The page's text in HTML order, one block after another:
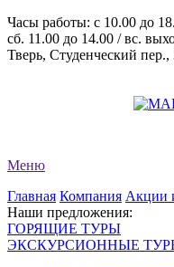
Часы работы: c 10.00 до
сб. 11.00 до 14.00 / вс.
Тверь, Студенческий пер.,
Меню
Главная Компания Акции
Наши предложения:
ГОРЯЩИЕ ТУРЫ
ЭКСКУРСИОННЫЕ